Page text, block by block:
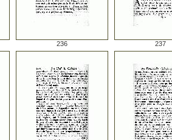
236 237